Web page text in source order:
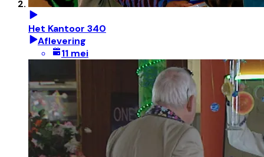
Het Kantoor 340
Aflevering
11 mei